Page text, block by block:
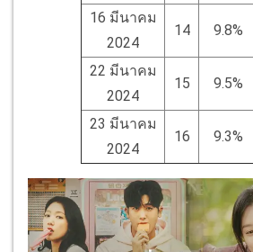
16 มีนาคม
2024
14 9.8%
22 มีนาคม
2024
15 9.5%
23 มีนาคม
2024
16 9.3%